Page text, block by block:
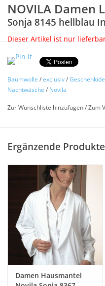
NOVILA Damen
Sonja 8145 hellblau
Dieser Artikel ist nur
Größe 36 bis 46 lieferbar
Für Liebhaber besonders
Schlafanzugl lieferbar)
Schöner eleganter Damen
besonders feine Stoff ist ein
und angenehm.
Ein luxuriöser Damen
Baumwolle /exclusiv/
Nachtwäsche / Novila
Zur Wunschliste hinzufügen/Zum
Ergänzende Produkte
Damen Hausmantel